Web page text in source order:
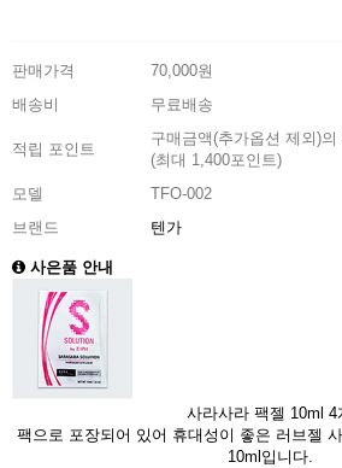
판매가격
70,000원
배송비
무료배송
적립 포인트
구매금액(추가옵션 제외)의
(최대 1,400포인트)
모델
TFO-002
브랜드
텐가
사은품 안내
사라사라 팩젤 10ml 4
팩으로 포장되어 있어 휴대성이 좋은 러브젤
10ml입니다.